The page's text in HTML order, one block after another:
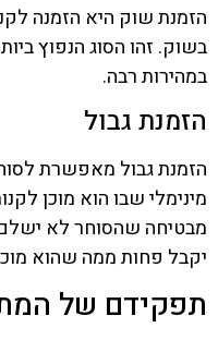
הזמנת שוק היא הזמנה
בשוק. זהו הסוג הנפוץ
במהירות רבה.
הזמנת גבול
הזמנת גבול מאפשרת
מינימלי שבו הוא מוכן
מבטיחה שהסוחר לא
יקבל פחות ממה שהוא
תפקידם של